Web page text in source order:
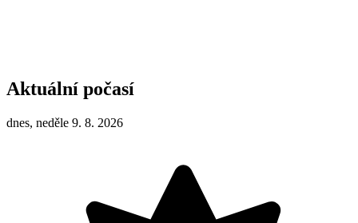
Aktuální počasí
dnes, neděle 9. 8. 2026